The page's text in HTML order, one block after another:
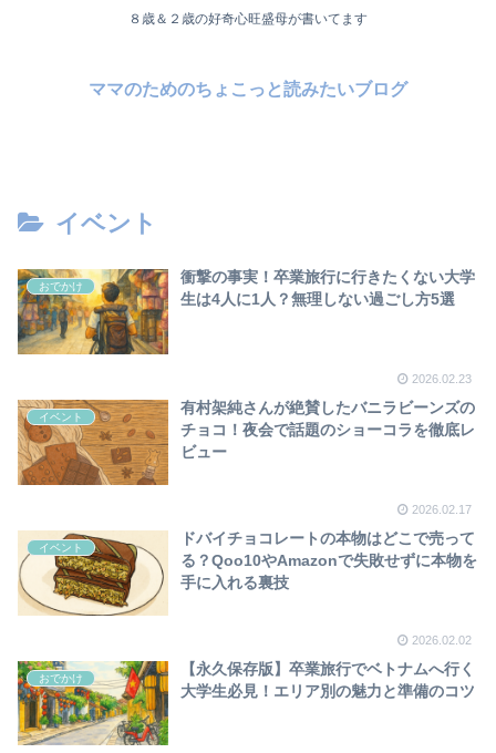
８歳＆２歳の好奇心旺盛母が書いてます
ママのためのちょこっと読みたいブログ
イベント
おでかけ
衝撃の事実！卒業旅行に行きたくない大学
生は4人に1人？無理しない過ごし方5選
2026.02.23
イベント
有村架純さんが絶賛したバニラビーンズの
チョコ！夜会で話題のショーコラを徹底レ
ビュー
2026.02.17
イベント
ドバイチョコレートの本物はどこで売って
る？Qoo10やAmazonで失敗せずに本物を
手に入れる裏技
2026.02.02
おでかけ
【永久保存版】卒業旅行でベトナムへ行く
大学生必見！エリア別の魅力と準備のコツ